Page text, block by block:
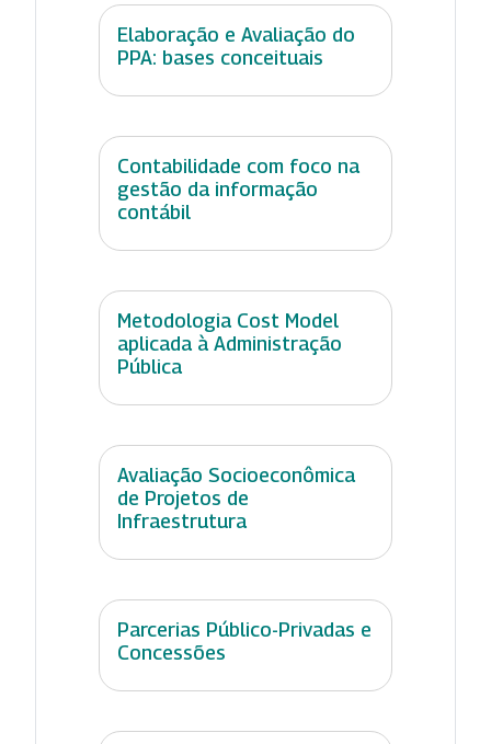
Elaboração e Avaliação do
PPA: bases conceituais
Contabilidade com foco na
gestão da informação
contábil
Metodologia Cost Model
aplicada à Administração
Pública
Avaliação Socioeconômica
de Projetos de
Infraestrutura
Parcerias Público-Privadas e
Concessões